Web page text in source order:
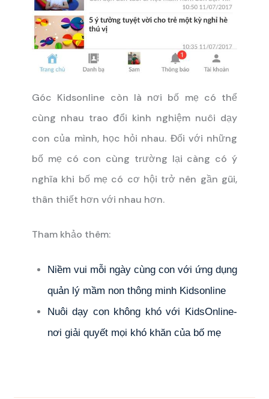
Góc Kidsonline còn là nơi bố mẹ có thể
cùng nhau trao đổi kinh nghiệm nuôi dạy
con của mình, học hỏi nhau. Đối với những
bố mẹ có con cùng trường lại càng có ý
nghĩa khi bố mẹ có cơ hội trở nên gần gũi,
thân thiết hơn với nhau hơn.
Tham khảo thêm:
Niềm vui mỗi ngày cùng con với ứng dụng
quản lý mầm non thông minh Kidsonline
Nuôi dạy con không khó với KidsOnline-
nơi giải quyết mọi khó khăn của bố mẹ